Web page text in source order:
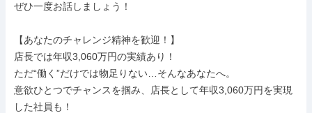
ぜひ一度お話しましょう！
【あなたのチャレンジ精神を歓迎！】
店長では年収3,060万円の実績あり！
ただ“働く”だけでは物足りない…そんなあなたへ。
意欲ひとつでチャンスを掴み、店長として年収3,060万円を実現
した社員も！